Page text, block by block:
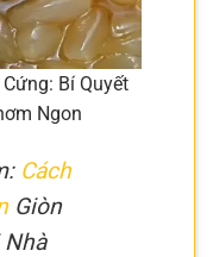
Bí Quyết
Ngon
Cách
Giòn
Nhà